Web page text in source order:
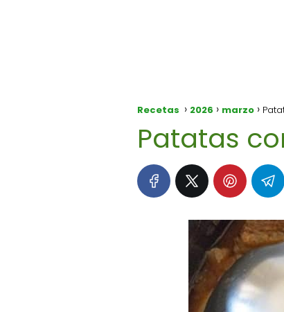
Recetas 2026 marzo
Patatas